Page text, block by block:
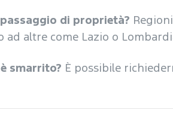
di proprietà?
altre come Lazio o
smarrito? È possibile